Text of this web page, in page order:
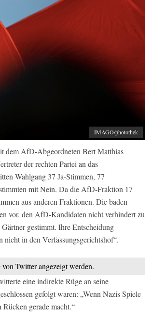
IMAGO/photothek
dem AfD-Abgeordneten Bert Matthias
der rechten Partei an das
Wahlgang 37 Ja-Stimmen, 77
mit Nein. Da die AfD-Fraktion 17
aus anderen Fraktionen. Die baden-
vor, den AfD-Kandidaten nicht verhindert zu
gestimmt. Ihre Entscheidung
nicht in den Verfassungsgerichtshof“.
Twitter angezeigt werden.
eine indirekte Rüge an seine
gefolgt waren: „Wenn Nazis Spiele
gerade macht.“